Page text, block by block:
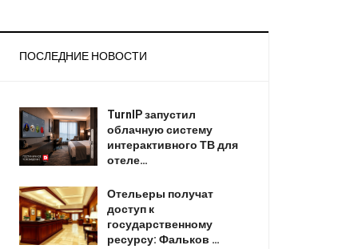
ПОСЛЕДНИЕ НОВОСТИ
TurnIP запустил
облачную систему
интерактивного ТВ для
отеле…
Отельеры получат
доступ к
государственному
ресурсу: Фальков …